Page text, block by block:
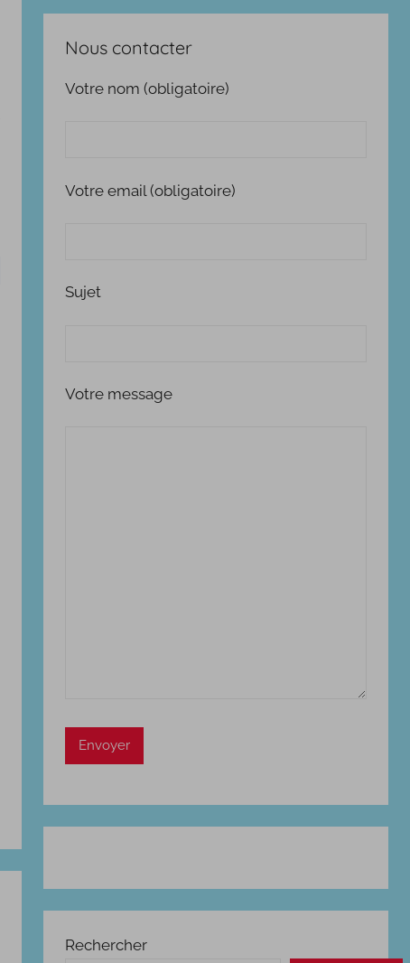
Nous contacter
Votre nom (obligatoire)
Votre email (obligatoire)
Sujet
Votre message
Rechercher